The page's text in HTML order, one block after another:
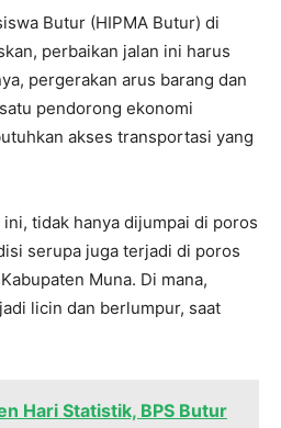
Butur (HIPMA Butur) di
perbaikan jalan ini harus
pergerakan arus barang dan
pendorong ekonomi
akses transportasi yang
tidak hanya dijumpai di poros
serupa juga terjadi di poros
Muna. Di mana,
licin dan berlumpur, saat
Hari Statistik, BPS Butur